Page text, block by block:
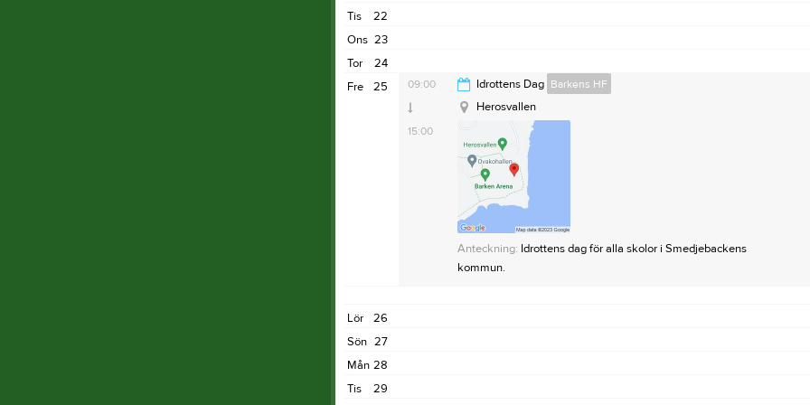
22
Tis
23
Ons
24
Tor
25
Fre 09:00 Idrottens Dag Barkens HF
15:00
Herosvallen
Anteckning: Idrottens dag för alla skolor i Smedjebackens
kommun.
26
Lör
27
Sön
28
Mån
29
Tis